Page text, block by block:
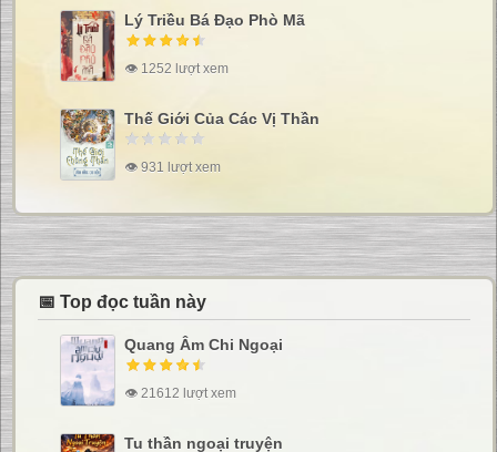
Lý Triều Bá Đạo Phò Mã
👁 1252 lượt xem
Thế Giới Của Các Vị Thần
👁 931 lượt xem
📅 Top đọc tuần này
Quang Âm Chi Ngoại
👁 21612 lượt xem
Tu thần ngoại truyện